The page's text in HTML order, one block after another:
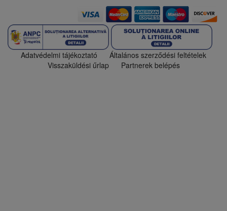
Adatvédelmi tájékoztató
Általános szerződési feltételek
Visszaküldési űrlap
Partnerek belépés